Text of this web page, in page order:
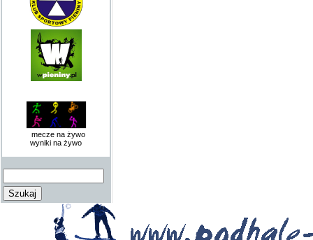
mecze na żywo
wyniki na żywo